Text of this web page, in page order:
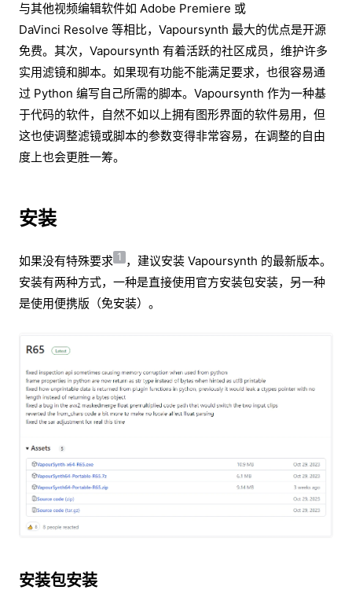
与其他视频编辑软件如 Adobe Premiere 或
DaVinci Resolve 等相比，Vapoursynth 最大的优点是开源
免费。其次，Vapoursynth 有着活跃的社区成员，维护许多
实用滤镜和脚本。如果现有功能不能满足要求，也很容易通
过 Python 编写自己所需的脚本。Vapoursynth 作为一种基
于代码的软件，自然不如以上拥有图形界面的软件易用，但
这也使调整滤镜或脚本的参数变得非常容易，在调整的自由
度上也会更胜一筹。
安装
如果没有特殊要求 1 ，建议安装 Vapoursynth 的最新版本。
安装有两种方式，一种是直接使用官方安装包安装，另一种
是使用便携版（免安装）。
安装包安装